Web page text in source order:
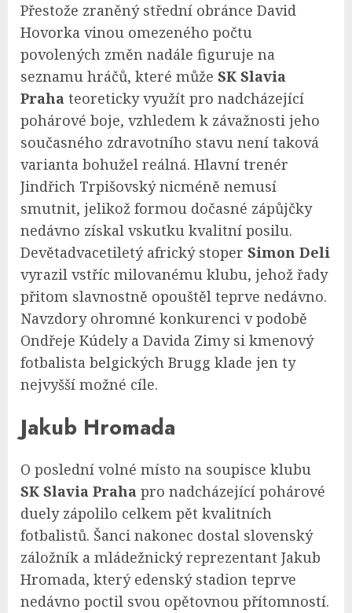
Přestože zraněný střední obránce David
Hovorka vinou omezeného počtu
povolených změn nadále figuruje na
seznamu hráčů, které může SK Slavia
Praha teoreticky využít pro nadcházející
pohárové boje, vzhledem k závažnosti jeho
současného zdravotního stavu není taková
varianta bohužel reálná. Hlavní trenér
Jindřich Trpišovský nicméně nemusí
smutnit, jelikož formou dočasné zápůjčky
nedávno získal vskutku kvalitní posilu.
Devětadvacetiletý africký stoper Simon Deli
vyrazil vstříc milovanému klubu, jehož řady
přitom slavnostně opouštěl teprve nedávno.
Navzdory ohromné konkurenci v podobě
Ondřeje Kúdely a Davida Zimy si kmenový
fotbalista belgických Brugg klade jen ty
nejvyšší možné cíle.
Jakub Hromada
O poslední volné místo na soupisce klubu
SK Slavia Praha pro nadcházející pohárové
duely zápolilo celkem pět kvalitních
fotbalistů. Šanci nakonec dostal slovenský
záložník a mládežnický reprezentant Jakub
Hromada, který edenský stadion teprve
nedávno poctil svou opětovnou přítomností.